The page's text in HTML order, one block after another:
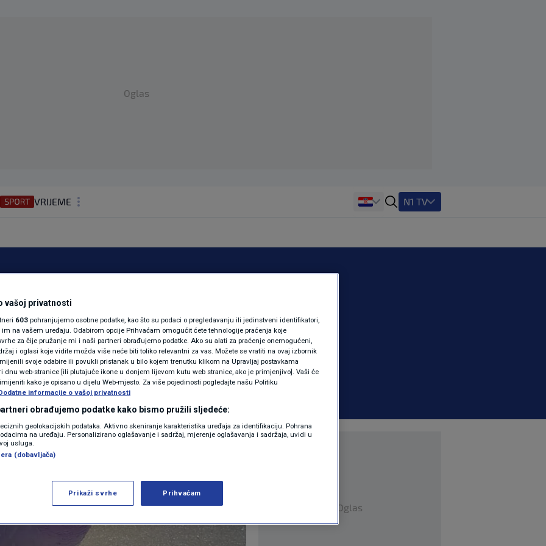
Oglas
VRIJEME
REGIJA
MAGAZIN
KOLUMNE
N1(DIS)INFO
KLIMATSKE PROMJENE
FOTO
VIDEO
N1 TV
pojavila
09:58 VIJESTI 0 komentara
Oglas
vašoj privatnosti
603 pohranjujemo osobne podatke, kao što su podaci o pregledavanju ili jedinstveni identifikatori,
na vašem uređaju. Odabirom opcije Prihvaćam omogućit ćete tehnologije praćenja koje
za čije pružanje mi i naši partneri obrađujemo podatke. Ako su alati za praćenje onemogućeni,
i oglasi koje vidite možda više neće biti toliko relevantni za vas. Možete se vratiti na ovaj izbornik
svoje odabire ili povukli pristanak u bilo kojem trenutku klikom na Upravljaj postavkama
dnu web-stranice [ili plutajuće ikone u donjem lijevom kutu web stranice, ako je primjenjivo]. Vaši će
kako je opisano u dijelu Web-mjesto. Za više pojedinosti pogledajte našu Politiku
informacije o vašoj privatnosti
obrađujemo podatke kako bismo pružili sljedeće:
geolokacijskih podataka. Aktivno skeniranje karakteristika uređaja za identifikaciju. Pohrana
na uređaju. Personalizirano oglašavanje i sadržaj, mjerenje oglašavanja i sadržaja, uvidi u
usluga.
(dobavljača)
Prikaži svrhe Prihvaćam